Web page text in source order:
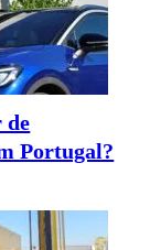
de
Portugal?